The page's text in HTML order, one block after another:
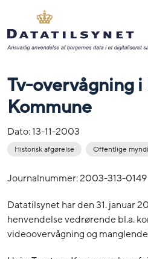
Tv-overvågning
Kommune
Dato:13-11-2003
Historisk afgørelse Offentlige
Journalnummer: 2003-313-0149
Datatilsynet har den 31. januar
henvendelse vedrørende bl.a.
videoovervågning og